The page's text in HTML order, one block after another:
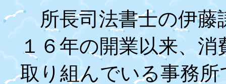
所長司法書士の伊藤
１６年の開業以来、
取り組んでいる事務所